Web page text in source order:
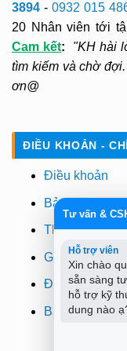
3894-0932 015
20 Nhân viên tới
Cam kết:
"KH hài
tìm kiếm và chờ
ơn@
ĐIỀU KHOẢN -
Điều khoản
Bảo mật
Thanh toán
Giao hàng
Đổi trả
Bảo hành
Tư vấn &
Hỗ trợ viên
Xin chào
sẵn sàng
hỗ trợ kỹ
dung nào